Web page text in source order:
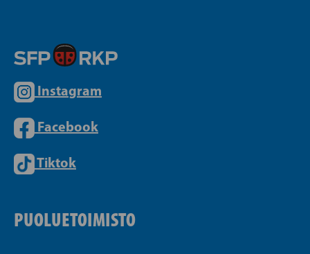
Instagram
Facebook
Tiktok
PUOLUETOIMISTO